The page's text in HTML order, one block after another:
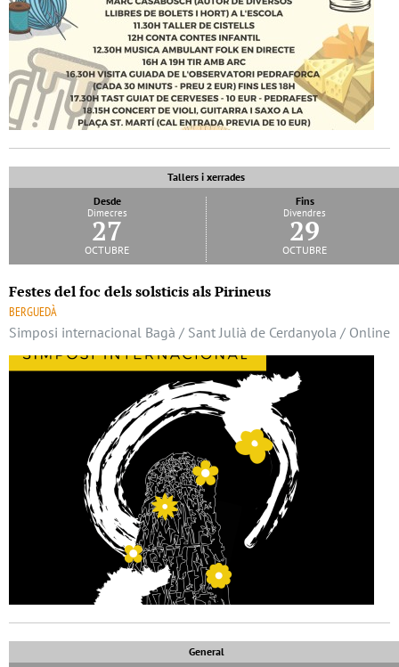
Tallers i xerrades
Desde
Dimecres
27
octubre
Fins
Divendres
29
octubre
Festes del foc dels solsticis als Pirineus
BERGUEDÀ
Simposi internacional Bagà / Sant Julià de Cerdanyola / Online
General